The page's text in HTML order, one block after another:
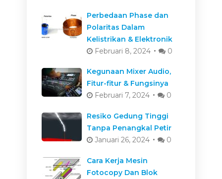
Perbedaan Phase dan
Polaritas Dalam
Kelistrikan & Elektronik
Februari 8, 2024
0
Kegunaan Mixer Audio,
Fitur-fitur & Fungsinya
Februari 7, 2024
0
Resiko Gedung Tinggi
Tanpa Penangkal Petir
Januari 26, 2024
0
Cara Kerja Mesin
Fotocopy Dan Blok